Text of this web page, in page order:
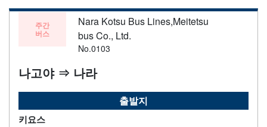
주간
버스
Nara Kotsu Bus Lines,Meitetsu
bus Co., Ltd.
No.0103
나고야 ⇒ 나라
출발지
키요스